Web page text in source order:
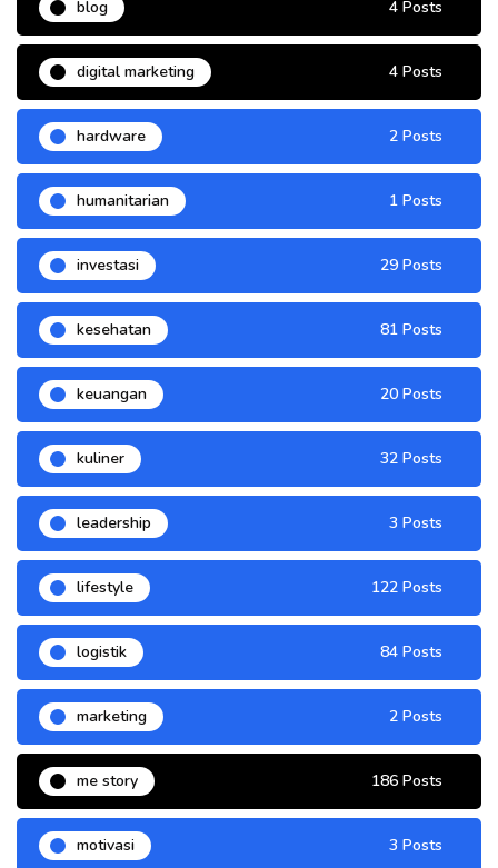
blog 4 Posts
digital marketing 4 Posts
hardware 2 Posts
humanitarian 1 Posts
investasi 29 Posts
kesehatan 81 Posts
keuangan 20 Posts
kuliner 32 Posts
leadership 3 Posts
lifestyle 122 Posts
logistik 84 Posts
marketing 2 Posts
me story 186 Posts
motivasi 3 Posts